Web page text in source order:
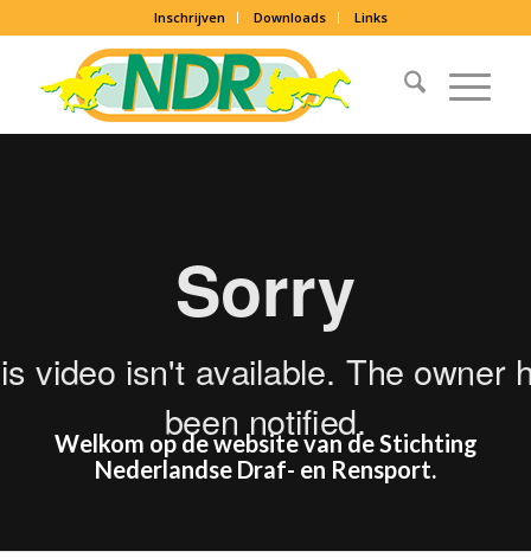
Inschrijven Downloads Links
Welkom op de website van de Stichting
Nederlandse Draf- en Rensport.